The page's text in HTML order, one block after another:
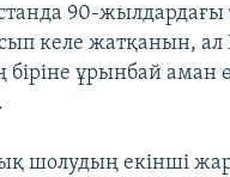
90-жылдардағы
келе жатқанын, ал
ұрынбай аман
шолудың екінші